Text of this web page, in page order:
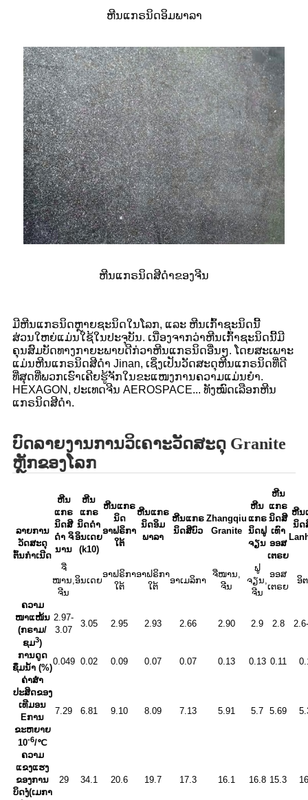
ຫີນແກຣນິດອິມພາລາ
ຫີນແກຣນິດສີດຳຂອງຈີນ
ມີຫີນແກຣນິດຫຼາຍຊະນິດໃນໂລກ, ແລະ ຫີນເກົ້າຊະນິດນີ້
ສ່ວນໃຫຍ່ແມ່ນໃຊ້ໃນປະຈຸບັນ. ເນື່ອງຈາກວ່າຫີນເກົ້າຊະນິດນີ້ມີ
ຄຸນສົມບັດທາງກາຍະພາບດີກ່ວາຫີນແກຣນິດອື່ນໆ. ໂດຍສະເພາະ
ແມ່ນຫີນແກຣນິດສີດຳ Jinan, ເຊິ່ງເປັນວັດສະດຸຫີນແກຣນິດທີ່ດີ
ທີ່ສຸດທີ່ພວກເຮົາເຄີຍຮູ້ຈັກໃນຂະແໜງການຄວາມແມ່ນຍຳ.
HEXAGON, ປະເທດຈີນ AEROSPACE... ທັງໝົດເລືອກຫີນ
ແກຣນິດສີດຳ.
ບົດລາຍງານການວິເຄາະວັດສະດຸ Granite
ຫຼັກຂອງໂລກ
ລາຍການ
ວັດສະດຸ
ຕົ້ນກຳເນີດ
ຫີນ
ແກຣ
ນິດສີ
ດຳ ຈິ
ນານ
ຫີນ
ແກຣ
ນິດດຳ
ອິນເດຍ
(k10)
ຫີນແກຣ
ນິດ
ອາຟຣິກາ
ໃຕ້
ຫີນແກຣ
ນິດອິມ
ພາລາ
ຫີນແກຣ
ນິດສີບົວ
Zhangqiu
Granite
ຫີນ
ແກຣ
ນິດຟູ
ຈຽນ
ຫີນ
ແກຣ
ນິດສີ
ເທົາ
ອອສ
ເຕຣຍ
ຫີນ
ນິດ
ຈີ່
ໜານ,
ຈີນ
ອິນເດຍ
ອາຟຣິກາ
ໃຕ້
ອາຟຣິກາ
ໃຕ້
ອາເມລິກາ
ຈີ່ໜານ,
ຈີນ
ຟູ
ຈຽນ,
ຈີນ
ອອສ
ເຕຣຍ
ອິ
ຄວາມ
ໜາແໜ້ນ
(ກຣາມ/
ຊມ3)
2.97-
3.07
3.05 2.95 2.93 2.66 2.90 2.9 2.8
ການດູດ
ຊຶມນ້ຳ (%)
0.049 0.02 0.09 0.07 0.07 0.13 0.13 0.11
ຄ່າສຳ
ປະສິດຂອງ
ເທີມອນ
Eການ
ຂະຫຍາຍ
10-6/℃
7.29 6.81 9.10 8.09 7.13 5.91 5.7 5.69
ຄວາມ
ແຂງແຮງ
ຂອງການ
ບິດງໍ(ເມກາ
29 34.1 20.6 19.7 17.3 16.1 16.8 15.3